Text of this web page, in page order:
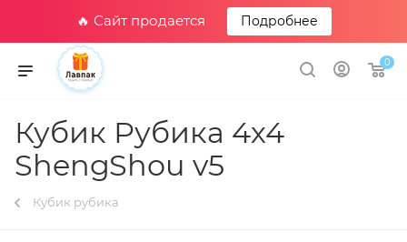
🔥 Сайт продается Подробнее
0
Кубик Рубика 4х4
ShengShou v5
Кубик рубика